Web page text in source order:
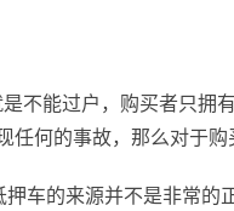
不能过户，购买者只拥
何的事故，那么对于购
车的来源并不是非常的